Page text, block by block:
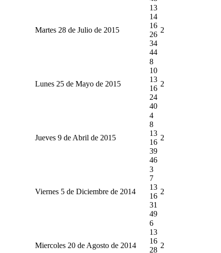
Martes 28 de Julio de 2015
13
14
16
26
34
44
2
Lunes 25 de Mayo de 2015
8
10
13
16
24
40
2
Jueves 9 de Abril de 2015
4
8
13
16
39
46
2
Viernes 5 de Diciembre de 2014
3
7
13
16
31
49
2
Miercoles 20 de Agosto de 2014
6
13
16
28
2